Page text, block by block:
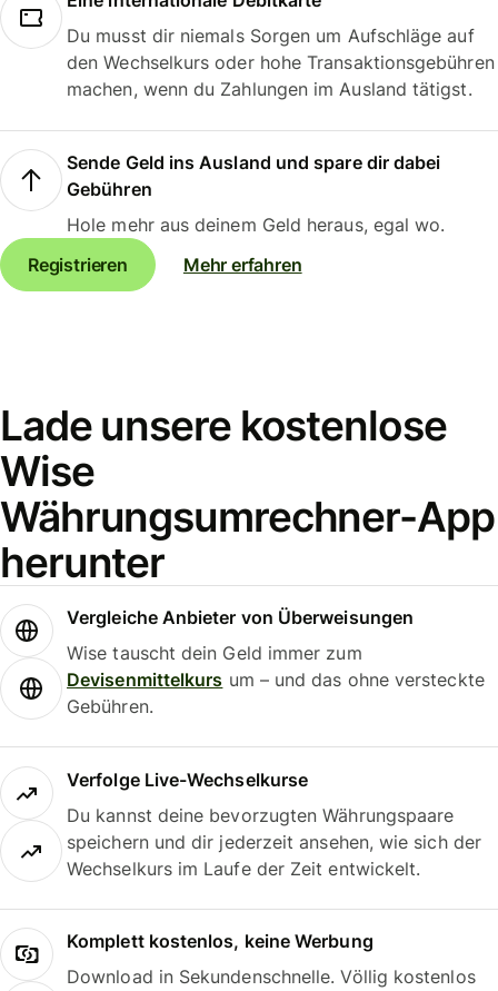
Du musst dir niemals Sorgen um Aufschläge auf
den Wechselkurs oder hohe Transaktionsgebühren
machen, wenn du Zahlungen im Ausland tätigst.
Sende Geld ins Ausland und spare dir dabei
Gebühren
Hole mehr aus deinem Geld heraus, egal wo.
Registrieren
Mehr erfahren
Lade unsere kostenlose
Wise
Währungsumrechner-App
herunter
Vergleiche Anbieter von Überweisungen
Wise tauscht dein Geld immer zum
Devisenmittelkurs um – und das ohne versteckte
Gebühren.
Verfolge Live-Wechselkurse
Du kannst deine bevorzugten Währungspaare
speichern und dir jederzeit ansehen, wie sich der
Wechselkurs im Laufe der Zeit entwickelt.
Komplett kostenlos, keine Werbung
Download in Sekundenschnelle. Völlig kostenlos